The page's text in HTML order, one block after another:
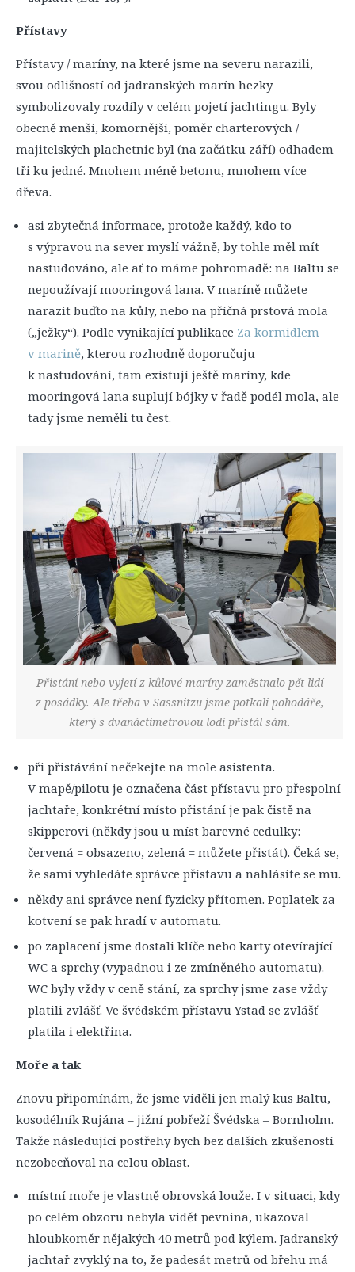
Přístavy
Přístavy / maríny, na které jsme na severu narazili,
svou odlišností od jadranských marín hezky
symbolizovaly rozdíly v celém pojetí jachtingu. Byly
obecně menší, komornější, poměr charterových /
majitelských plachetnic byl (na začátku září) odhadem
tři ku jedné. Mnohem méně betonu, mnohem více
dřeva.
asi zbytečná informace, protože každý, kdo to
s výpravou na sever myslí vážně, by tohle měl mít
nastudováno, ale ať to máme pohromadě: na Baltu se
nepoužívají mooringová lana. V maríně můžete
narazit buďto na kůly, nebo na příčná prstová mola
(„ježky“). Podle vynikající publikace Za kormidlem
v marině, kterou rozhodně doporučuju
k nastudování, tam existují ještě maríny, kde
mooringová lana suplují bójky v řadě podél mola, ale
tady jsme neměli tu čest.
Přistání nebo vyjetí z kůlové maríny zaměstnalo pět lidí
z posádky. Ale třeba v Sassnitzu jsme potkali pohodáře,
který s dvanáctimetrovou lodí přistál sám.
při přistávání nečekejte na mole asistenta.
V mapě/pilotu je označena část přístavu pro přespolní
jachtaře, konkrétní místo přistání je pak čistě na
skipperovi (někdy jsou u míst barevné cedulky:
červená = obsazeno, zelená = můžete přistát). Čeká se,
že sami vyhledáte správce přístavu a nahlásíte se mu.
někdy ani správce není fyzicky přítomen. Poplatek za
kotvení se pak hradí v automatu.
po zaplacení jsme dostali klíče nebo karty otevírající
WC a sprchy (vypadnou i ze zmíněného automatu).
WC byly vždy v ceně stání, za sprchy jsme zase vždy
platili zvlášť. Ve švédském přístavu Ystad se zvlášť
platila i elektřina.
Moře a tak
Znovu připomínám, že jsme viděli jen malý kus Baltu,
kosodélník Rujána – jižní pobřeží Švédska – Bornholm.
Takže následující postřehy bych bez dalších zkušeností
nezobecňoval na celou oblast.
místní moře je vlastně obrovská louže. I v situaci, kdy
po celém obzoru nebyla vidět pevnina, ukazoval
hloubkoměr nějakých 40 metrů pod kýlem. Jadranský
jachtař zvyklý na to, že padesát metrů od břehu má